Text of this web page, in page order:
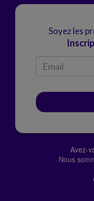
Soyez les
Avez-
Nous